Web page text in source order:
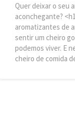
Quer deixar o seu
aconchegante?
aromatizantes de
sentir um cheiro
podemos viver. E
cheiro de comida